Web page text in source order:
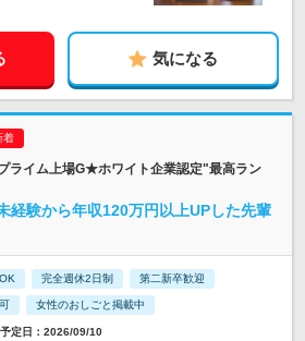
気になる
ライム上場G★ホワイト企業認定"最高ラン
経験から年収120万円以上UPした先輩
完全週休2日制 第二新卒歓迎
女性のおしごと掲載中
定日：2026/09/10